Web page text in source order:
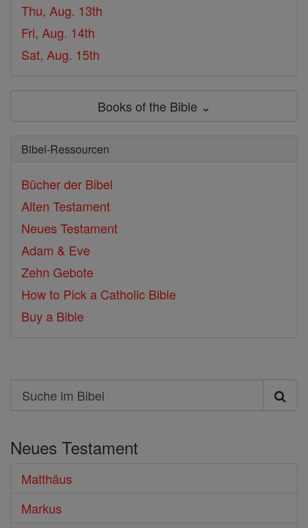
Thu, Aug. 13th
Fri, Aug. 14th
Sat, Aug. 15th
Books of the Bible ⌄
Bibel-Ressourcen
Bücher der Bibel
Alten Testament
Neues Testament
Adam & Eve
Zehn Gebote
How to Pick a Catholic Bible
Buy a Bible
Search
Suche
Bibel
Neues Testament
Matthäus
Markus